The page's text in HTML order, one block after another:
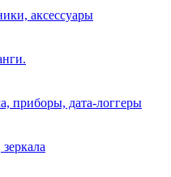
аксессуары
приборы, дата-логгеры